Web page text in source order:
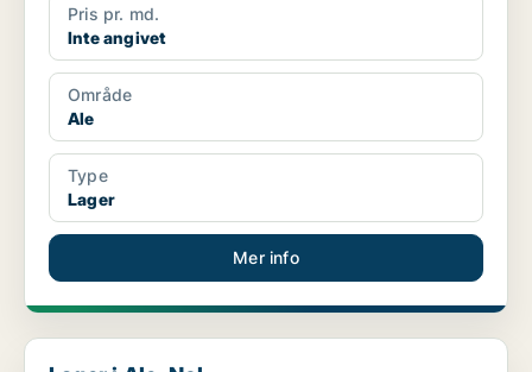
Pris pr. md.
Inte angivet
Område
Ale
Type
Lager
Mer info
Lager i Ale, Nol